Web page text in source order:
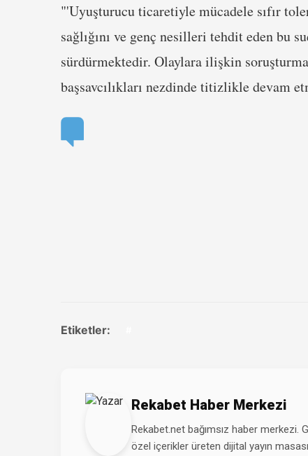
"'Uyuşturucu ticaretiyle mücadele sıfır
sağlığını ve genç nesilleri tehdit eden bu
sürdürmektedir. Olaylara ilişkin
başsavcılıkları nezdinde titizlikle devam
Etiketler:
Rekabet Haber Merkezi
Rekabet.net bağımsız haber merkezi.
özel içerikler üreten dijital yayın masası.